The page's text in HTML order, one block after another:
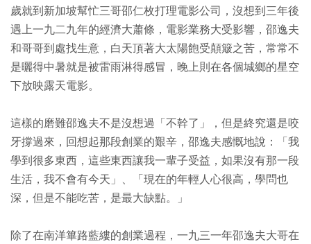
歲就到新加坡幫忙三哥邵仁枚打理電影公司，沒想到三年後
遇上一九二九年的經濟大蕭條，電影業務大受影響，邵逸夫
和哥哥到處找生意，白天頂著大太陽飽受顛簸之苦，常常不
是曬得中暑就是被雷雨淋得感冒，晚上則在各個城鄉的星空
下放映露天電影。
這樣的磨難邵逸夫不是沒想過「不幹了」，但是終究還是咬
牙撐過來，回想起那段創業的艱辛，邵逸夫感慨地說：「我
學到很多東西，這些東西讓我一輩子受益，如果沒有那一段
生活，我不會有今天」、「現在的年輕人心很高，學問也
深，但是不能吃苦，是最大缺點。」
除了在南洋篳路藍縷的創業過程，一九三一年邵逸夫大哥在